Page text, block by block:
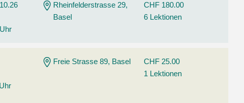
Rheinfelderstrasse 29,
Basel
CHF 180.00
6 Lektionen
Freie Strasse 89, Basel
CHF 25.00
1 Lektionen